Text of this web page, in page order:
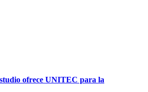
ofrece UNITEC para la